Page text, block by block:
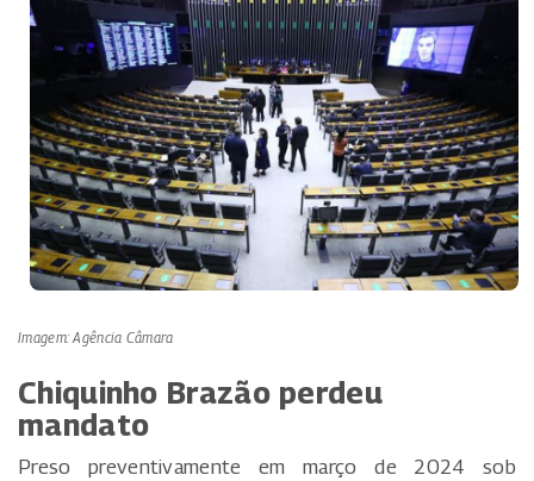
Imagem: Agência Câmara
Chiquinho Brazão perdeu
mandato
Preso preventivamente em março de 2024 sob